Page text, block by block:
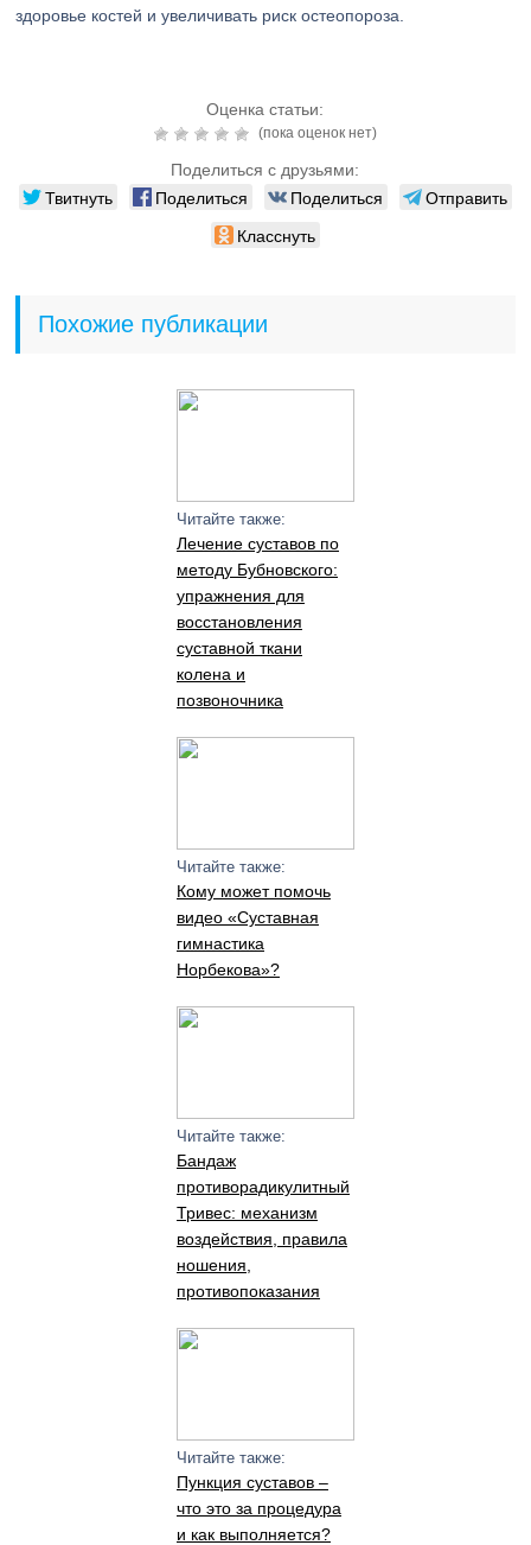
здоровье костей и увеличивать риск остеопороза.
Оценка статьи:
(пока оценок нет)
Поделиться с друзьями:
Твитнуть Поделиться Поделиться
Отправить
Класснуть
Похожие публикации
Читайте также:
Лечение суставов по
методу Бубновского:
упражнения для
восстановления
суставной ткани
колена и
позвоночника
Читайте также:
Кому может помочь
видео «Суставная
гимнастика
Норбекова»?
Читайте также:
Бандаж
противорадикулитный
Тривес: механизм
воздействия, правила
ношения,
противопоказания
Читайте также:
Пункция суставов –
что это за процедура
и как выполняется?